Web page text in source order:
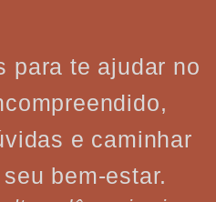
para te ajudar no
e caminhar
seu bem-estar.